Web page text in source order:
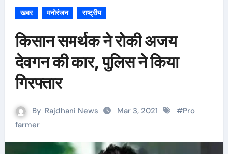
खबर मनोरंजन राष्ट्रीय
किसान समर्थक ने रोकी अजय
देवगन की कार, पुलिस ने किया
गिरफ्तार
By Rajdhani News Mar 3, 2021 #Pro
farmer